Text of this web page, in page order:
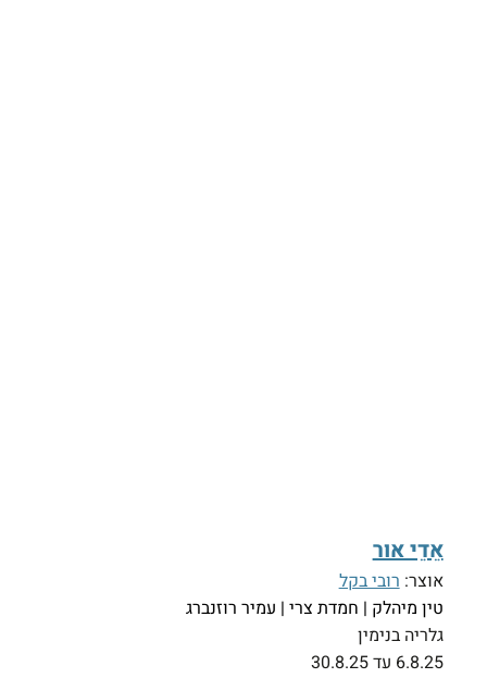
אֵדֵי אור
אוצר: רובי בקל
טין מיהלק | חמדת צרי | עמיר רוזנברג
גלריה בנימין
6.8.25 עד 30.8.25